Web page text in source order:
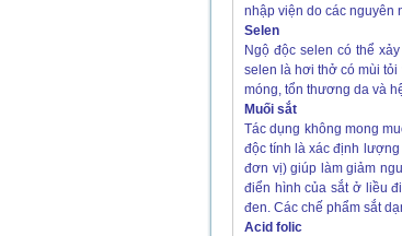
nhập viện do các nguyên
Selen
Ngộ độc selen có thể
selen là hơi thở có mùi tỏi
móng, tổn thương da và
Muối sắt
Tác dụng không mong
độc tính là xác định
đơn vị) giúp làm giảm
điển hình của sắt ở liều
đen. Các chế phẩm sắt
Acid folic